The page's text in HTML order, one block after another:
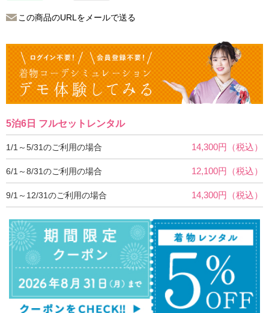
この商品のURLをメールで送る
5泊6日 フルセットレンタル
1/1～5/31のご利用の場合 14,300円（税込）
6/1～8/31のご利用の場合 12,100円（税込）
9/1～12/31のご利用の場合 14,300円（税込）